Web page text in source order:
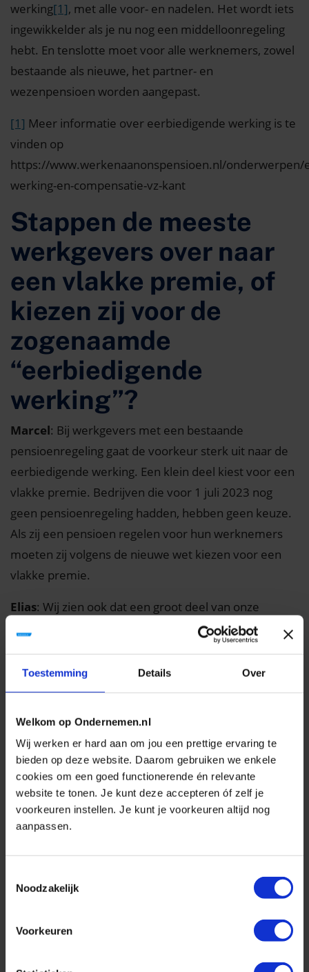
Toestemming Details Over
Welkom op Ondernemen.nl
Wij werken er hard aan om jou een prettige ervaring te
bieden op deze website. Daarom gebruiken we enkele
cookies om een goed functionerende én relevante
website te tonen. Je kunt deze accepteren óf zelf je
voorkeuren instellen. Je kunt je voorkeuren altijd nog
aanpassen.
Noodzakelijk
Voorkeuren
werking[1], met alle voor- en nadelen. Het wordt iets
ingewikkelder als je nu nog een middelloonregeling
hebt. En tenslotte moet voor alle werknemers, zowel
bestaande als nieuwe, het partner- en
wezenpensioen worden aangepast.
[1] Meer informatie over eerbiedigende werking is te
vinden op
https://www.werkenaanonspensioen.nl/onderwerpen/
werking-en-compensatie-vz-kant
Stappen de meeste
werkgevers over naar
een vlakke premie, of
kiezen zij voor de
zogenaamde
“eerbiedigende
werking”?
Marcel: Bij werkgevers met een bestaande
pensioenregeling gaat de voorkeur sterk uit naar de
eerbiedigende werking. Een klein deel kiest voor een
vlakke premie. Bedrijven die voor 1 juli 2023 nog
geen pensioenregeling hadden, hebben geen keuze.
Als zij een pensioen regelen voor hun werknemers
moeten zij volgens de nieuwe wet kiezen voor een
vlakke premie.
Elias: Wij zien ook dat een groot deel van onze
klanten kiest voor de eerbiedigende werking. De
belangrijkste reden is dat dit overgangsrecht ervoor
zorgt dat de pensioenlasten de komende jaren niet te
hard te stijgen. Ondernemers kunnen hun euro’s
terreinen te maken met kostenstijgingen. Toch is de
eerbiedigende werking niet voor iedere werkgever
de beste keuze.
Als werkgevers voor
een vlakke premie
gemiddelde vlakke
premie dan?